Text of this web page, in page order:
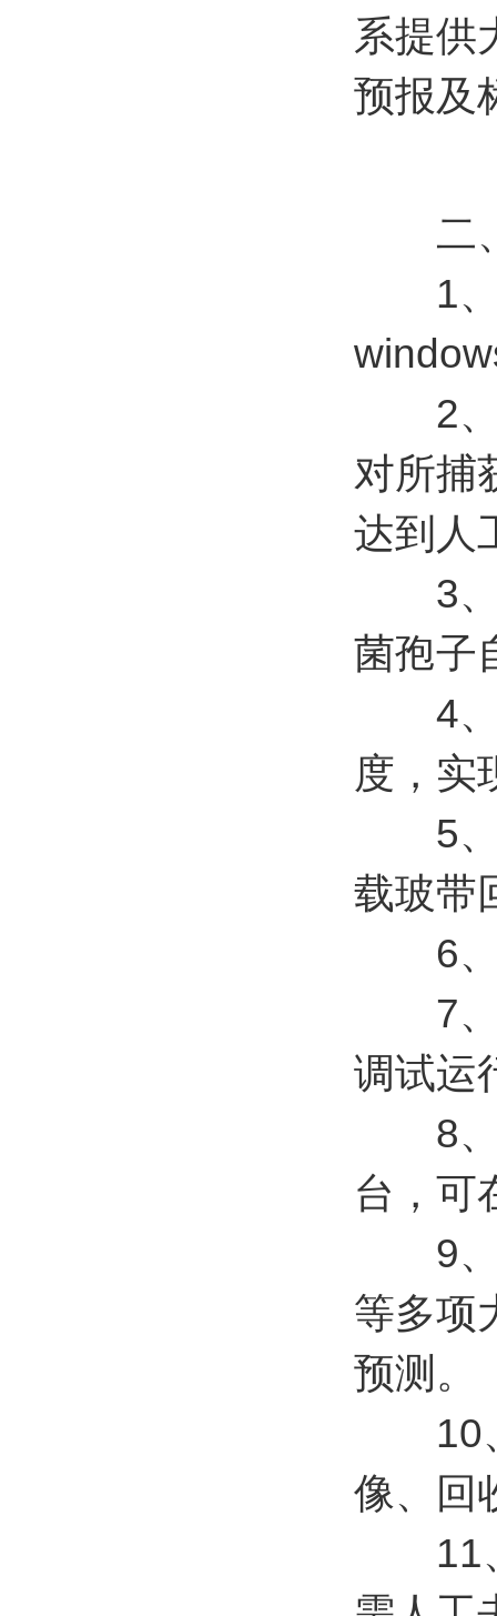
系提供
预报及
二
1、
2、
对所捕
达到人
3、
菌孢子
4、
度，实
5、
载玻带
6、
7、
调试运
8、
台，可
9、
等多项
预测。
10、
像、回
11、